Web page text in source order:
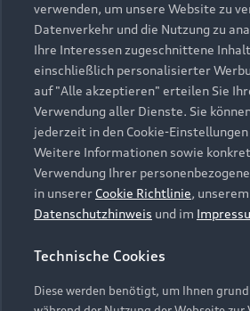
Modelle vergleichen
Elektromodelle
Plug-in-Hybride
Neuwagensuche
Gebrauchtwagensuche
Gebrauchtwagen
Finanzierung
Aktionen & Angebote
Geschäftskunden
Service & Zubehör
Saisonale Angebote
Audi Services
Garantie
Audi digital services
myAudi
Support
Kundenservice
Händlersuche
Audi Code
Online-Terminvereinbarung
Über Audi
Unternehmen
Karriere
Investor Relations
Presse & Media Center
Impressum Rechtliches
verwenden, um unsere Website zu
Datenverkehr und die Nutzung zu
Ihre Interessen zugeschnittene
einschließlich personalisierter
auf "Alle akzeptieren" erteilen Sie
Verwendung aller Dienste. Sie
jederzeit in den Cookie-
Weitere Informationen sowie
Verwendung Ihrer
in unserer Cookie Richtlinie, unserem
Datenschutzhinweis und im
Technische Cookies
Diese werden benötigt, um Ihnen